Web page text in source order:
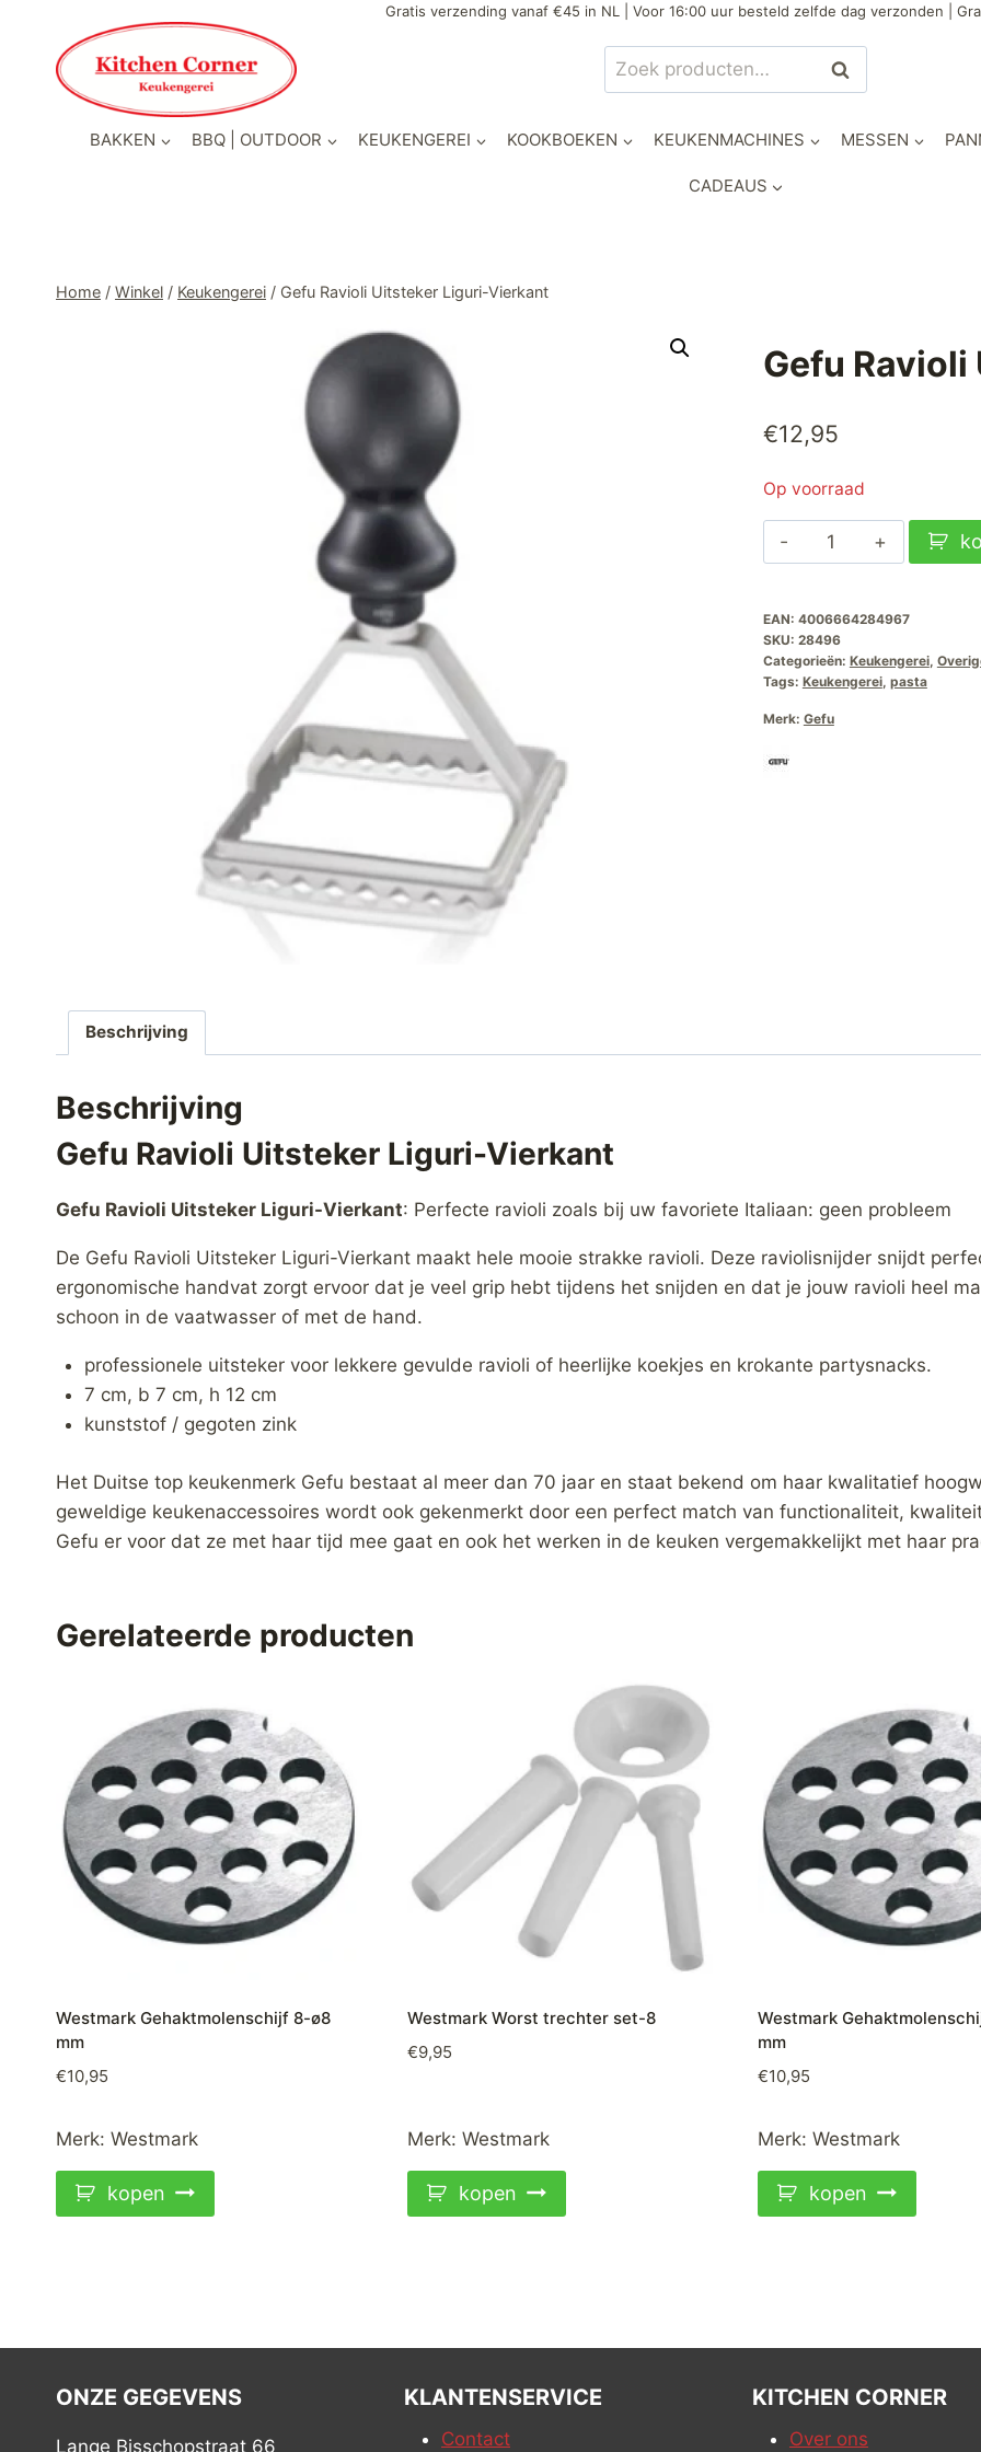
inhoud
Gratis verzending vanaf €45 in NL | Voor 16:00 uur besteld zelfde dag verzonden |
Zoeken
naar:
Zoeken
BAKKEN BBQ | OUTDOOR KEUKENGEREI KOOKBOEKEN KEUKENMACHINES MESSEN
CADEAUS
Home / Winkel / Keukengerei / Gefu Ravioli Uitsteker Liguri-Vierkant
Gefu
€12,95
Op voorraad
Gefu
Ravioli
Liguri-
Vierkant
aantal
EAN: 4006664284967
SKU: 28496
Categorieën: Keukengerei,
Tags: Keukengerei, pasta
Merk: Gefu
Beschrijving
Beschrijving
Gefu Ravioli Uitsteker Liguri-Vierkant
Gefu Ravioli Uitsteker Liguri-Vierkant: Perfecte ravioli zoals bij uw favoriete Italiaan: geen probleem
De Gefu Ravioli Uitsteker Liguri-Vierkant maakt hele mooie strakke ravioli. Deze raviolisnijder snijdt
ergonomische handvat zorgt ervoor dat je veel grip hebt tijdens het snijden en dat je jouw ravioli heel
schoon in de vaatwasser of met de hand.
professionele uitsteker voor lekkere gevulde ravioli of heerlijke koekjes en krokante partysnacks.
7 cm, b 7 cm, h 12 cm
kunststof / gegoten zink
Het Duitse top keukenmerk Gefu bestaat al meer dan 70 jaar en staat bekend om haar kwalitatief
geweldige keukenaccessoires wordt ook gekenmerkt door een perfect match van functionaliteit,
Gefu er voor dat ze met haar tijd mee gaat en ook het werken in de keuken vergemakkelijkt met haar
Gerelateerde producten
Westmark Gehaktmolenschijf 8-ø8
mm
€10,95
Merk: Westmark
kopen
Westmark Worst trechter set-8
€9,95
Merk: Westmark
kopen
Westmark
mm
€10,95
Merk: Westmark
kopen
ONZE GEGEVENS
Lange Bisschopstraat 66
KLANTENSERVICE
Contact
KITCHEN CORNER
Over ons